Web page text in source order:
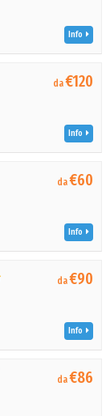
Info
da€120
Info
da€60
Info
da€90
Info
da€86